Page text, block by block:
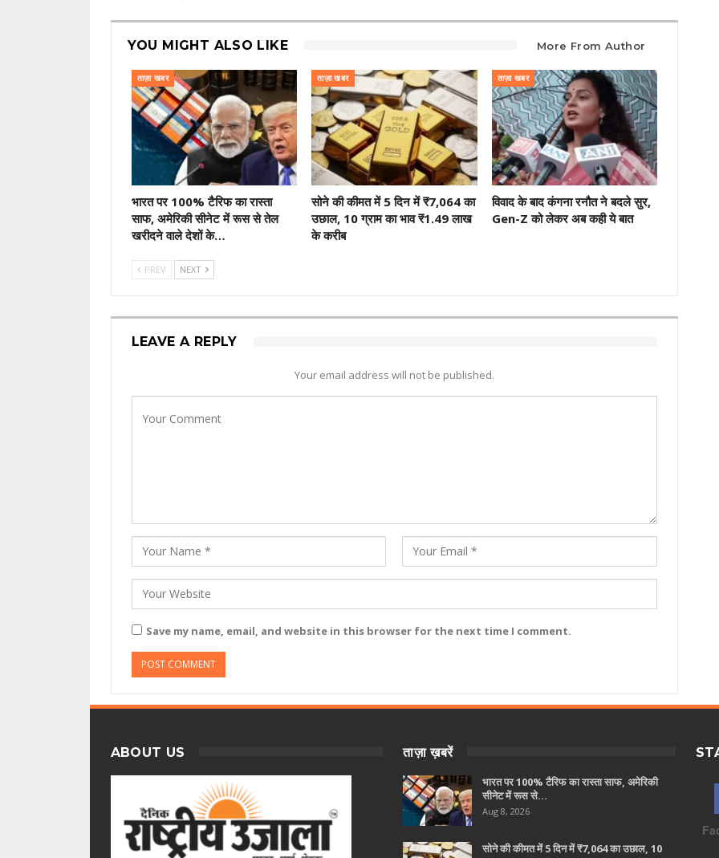
YOU MIGHT ALSO LIKE More From Author
ताज़ा खबर
भारत पर 100% टैरिफ का रास्ता
साफ, अमेरिकी सीनेट में रूस से तेल
खरीदने वाले देशों के…
ताज़ा खबर
सोने की कीमत में 5 दिन में ₹7,064 का
उछाल, 10 ग्राम का भाव ₹1.49 लाख
के करीब
ताज़ा खबर
विवाद के बाद कंगना रनौत ने बदले सुर,
Gen-Z को लेकर अब कही ये बात
PREV NEXT
LEAVE A REPLY
Your email address will not be published.
Save my name, email, and website in this browser for the next time I comment.
ABOUT US ताज़ा ख़बरें
भारत पर 100% टैरिफ का रास्ता साफ, अमेरिकी
सीनेट में रूस से…
Aug 8, 2026
सोने की कीमत में 5 दिन में ₹7,064 का उछाल, 10